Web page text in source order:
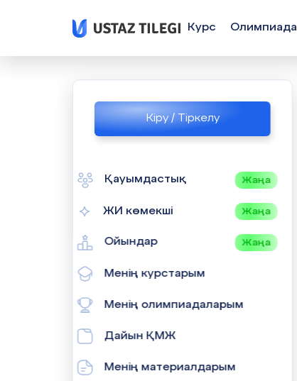
Кіру / Тіркелу
Қауымдастық Жаңа
ЖИ көмекші Жаңа
Ойындар Жаңа
Менің курстарым
Менің олимпиадаларым
Дайын ҚМЖ
Менің материалдарым
Курс Олимпиада